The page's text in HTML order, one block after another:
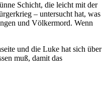
Schicht, die leicht mit der
– untersucht hat, was
und Völkermord. Wenn
und die Luke hat sich über
muß, damit das